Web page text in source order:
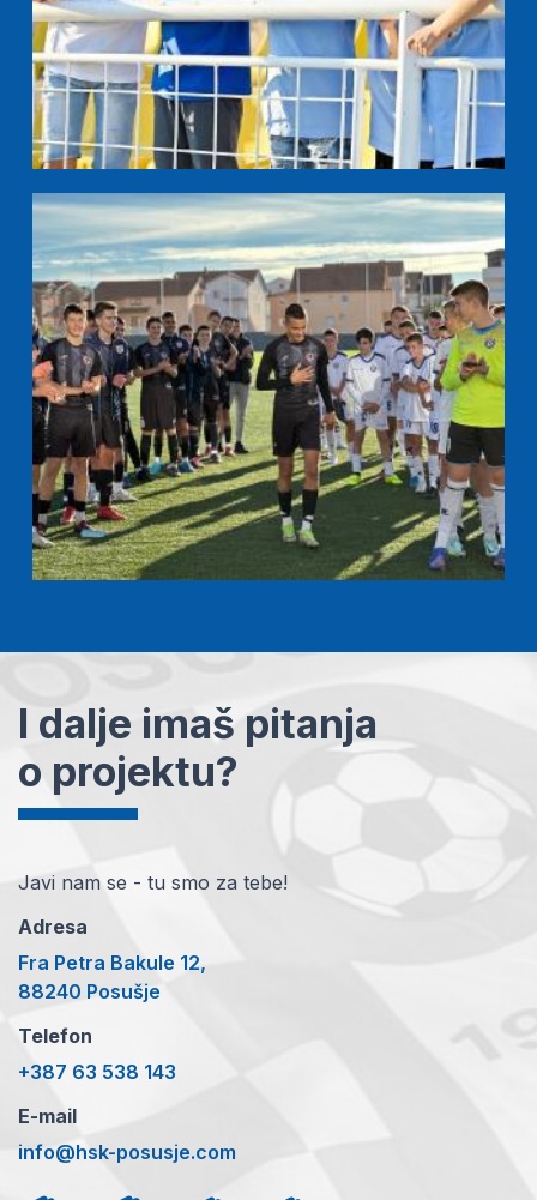
I dalje imaš pitanja
o projektu?
Javi nam se - tu smo za tebe!
Adresa
Fra Petra Bakule 12,
88240 Posušje
Telefon
+387 63 538 143
E-mail
info@hsk-posusje.com